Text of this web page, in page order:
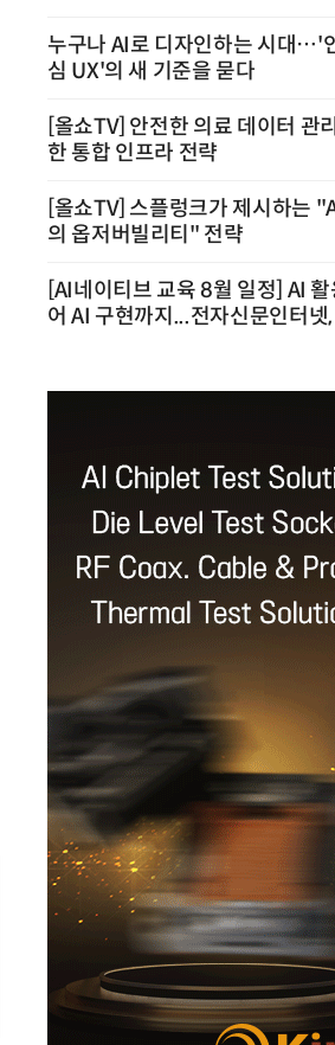
누구나 AI로 디자인하는 시대…'
심 UX'의 새 기준을 묻다
[올쇼TV] 안전한 의료 데이터 관
한 통합 인프라 전략
[올쇼TV] 스플렁크가 제시하는
의 옵저버빌리티" 전략
[AI네이티브 교육 8월 일정] AI 활
어 AI 구현까지...전자신문인터넷